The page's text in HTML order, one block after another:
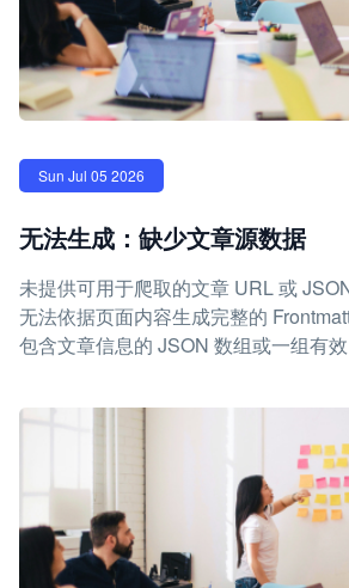
Sun Jul 05 2026
无法生成：缺少文章源数据
未提供可用于爬取的文章 URL 或
无法依据页面内容生成完整的
包含文章信息的 JSON 数组或一组有效